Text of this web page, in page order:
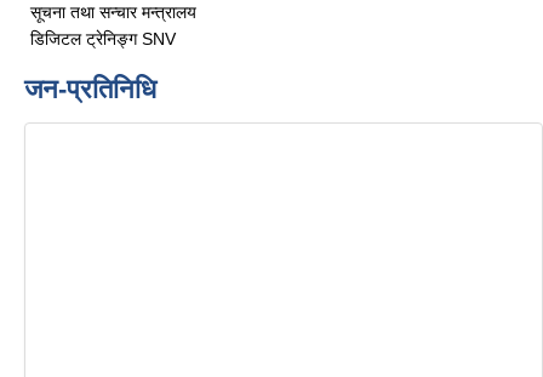
सूचना तथा सन्चार मन्त्रालय
डिजिटल ट्रेनिङ्ग SNV
जन-प्रतिनिधि